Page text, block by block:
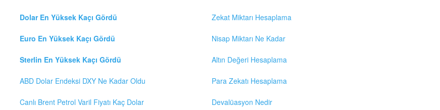
Dolar En Yüksek Kaçı Gördü
Euro En Yüksek Kaçı Gördü
Sterlin En Yüksek Kaçı Gördü
ABD Dolar Endeksi DXY Ne Kadar Oldu
Canlı Brent Petrol Varil Fiyatı Kaç Dolar
Zekat Miktarı Hesaplama
Nisap Miktarı Ne Kadar
Altın Değeri Hesaplama
Para Zekatı Hesaplama
Devalüasyon Nedir